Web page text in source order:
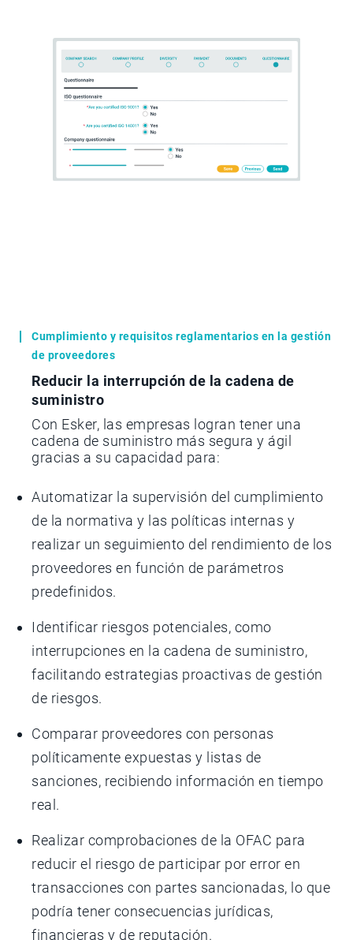
Cumplimiento y requisitos reglamentarios en la gestión
de proveedores
Reducir la interrupción de la cadena de
suministro
Con Esker, las empresas logran tener una
cadena de suministro más segura y ágil
gracias a su capacidad para:
Automatizar la supervisión del cumplimiento
de la normativa y las políticas internas y
realizar un seguimiento del rendimiento de los
proveedores en función de parámetros
predefinidos.
Identificar riesgos potenciales, como
interrupciones en la cadena de suministro,
facilitando estrategias proactivas de gestión
de riesgos.
Comparar proveedores con personas
políticamente expuestas y listas de
sanciones, recibiendo información en tiempo
real.
Realizar comprobaciones de la OFAC para
reducir el riesgo de participar por error en
transacciones con partes sancionadas, lo que
podría tener consecuencias jurídicas,
financieras y de reputación.